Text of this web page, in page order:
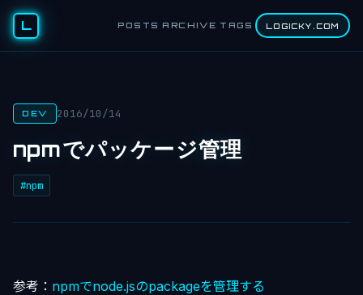
L POSTS ARCHIVE TAGS LOGICKY.COM
DEV 2016/10/14
npmでパッケージ管理
#npm
参考： npmでnode.jsのpackageを管理する